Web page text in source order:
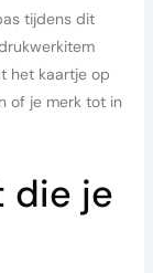
tijdens dit
het kaartje op
of je merk tot in
die je